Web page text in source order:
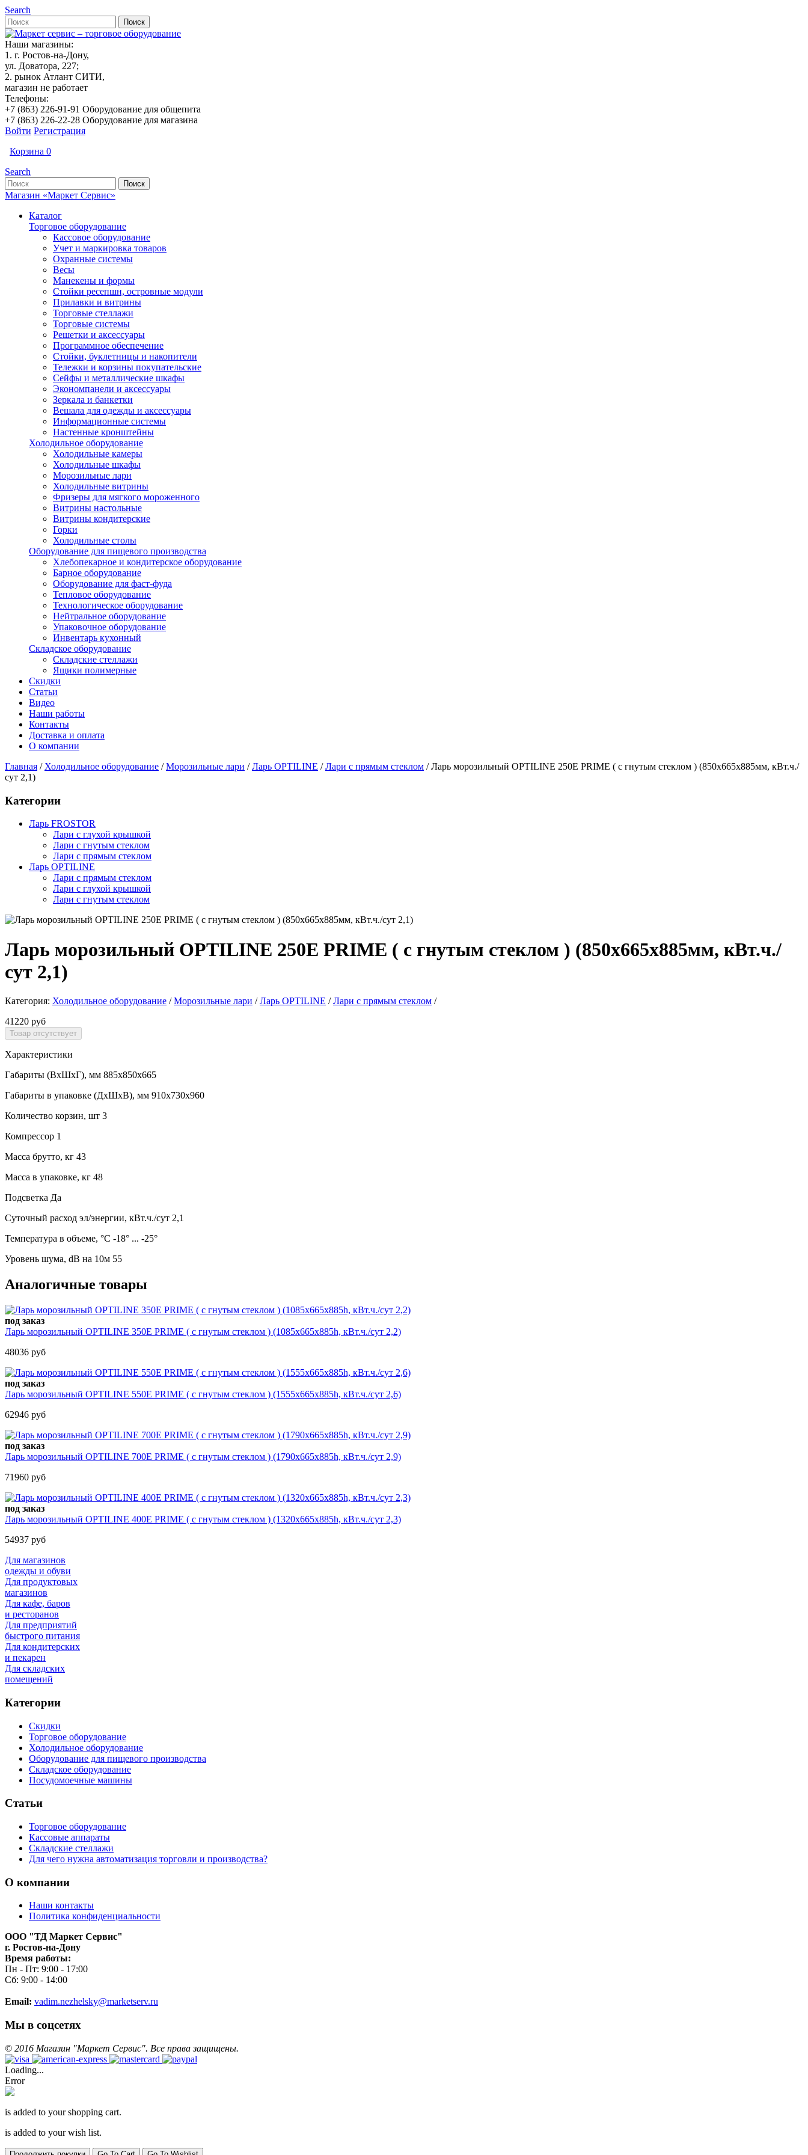
Search
Наши магазины:
1. г. Ростов-на-Дону,
ул. Доватора, 227;
2. рынок Атлант СИТИ,
магазин не работает
Телефоны:
+7 (863) 226-91-91 Оборудование для общепита
+7 (863) 226-22-28 Оборудование для магазина
Войти Регистрация
Корзина 0
Search
Магазин «Маркет Сервис»
Каталог
Торговое оборудование
Кассовое оборудование
Учет и маркировка товаров
Охранные системы
Весы
Манекены и формы
Стойки ресепшн, островные модули
Прилавки и витрины
Торговые стеллажи
Торговые системы
Решетки и аксессуары
Программное обеспечение
Стойки, буклетницы и накопители
Тележки и корзины покупательские
Сейфы и металлические шкафы
Экономпанели и аксессуары
Зеркала и банкетки
Вешала для одежды и аксессуары
Информационные системы
Настенные кронштейны
Холодильное оборудование
Холодильные камеры
Холодильные шкафы
Морозильные лари
Холодильные витрины
Фризеры для мягкого мороженного
Витрины настольные
Витрины кондитерские
Горки
Холодильные столы
Оборудование для пищевого производства
Хлебопекарное и кондитерское оборудование
Барное оборудование
Оборудование для фаст-фуда
Тепловое оборудование
Технологическое оборудование
Нейтральное оборудование
Упаковочное оборудование
Инвентарь кухонный
Складское оборудование
Складские стеллажи
Ящики полимерные
Скидки
Статьи
Видео
Наши работы
Контакты
Доставка и оплата
О компании
Главная / Холодильное оборудование / Морозильные лари / Ларь OPTILINE / Лари с прямым стеклом / Ларь морозильный OPTILINE 250Е PRIME ( с гнутым стеклом ) (850х665х885мм, кВт.ч./
сут 2,1)
Категории
Ларь FROSTOR
Лари с глухой крышкой
Лари с гнутым стеклом
Лари с прямым стеклом
Ларь OPTILINE
Лари с прямым стеклом
Лари с глухой крышкой
Лари с гнутым стеклом
Ларь морозильный OPTILINE 250Е PRIME ( с гнутым стеклом ) (850х665х885мм, кВт.ч./
сут 2,1)
Категория: Холодильное оборудование / Морозильные лари / Ларь OPTILINE / Лари с прямым стеклом /
41220 руб
Характеристики
Габариты (ВхШхГ), мм 885х850х665
Габариты в упаковке (ДхШхВ), мм 910х730х960
Количество корзин, шт 3
Компрессор 1
Масса брутто, кг 43
Масса в упаковке, кг 48
Подсветка Да
Суточный расход эл/энергии, кВт.ч./сут 2,1
Температура в объеме, °С -18° ... -25°
Уровень шума, dB на 10м 55
Аналогичные товары
под заказ
Ларь морозильный OPTILINE 350Е PRIME ( с гнутым стеклом ) (1085х665х885h, кВт.ч./сут 2,2)
48036 руб
под заказ
Ларь морозильный OPTILINE 550Е PRIME ( с гнутым стеклом ) (1555х665х885h, кВт.ч./сут 2,6)
62946 руб
под заказ
Ларь морозильный OPTILINE 700Е PRIME ( с гнутым стеклом ) (1790х665х885h, кВт.ч./сут 2,9)
71960 руб
под заказ
Ларь морозильный OPTILINE 400Е PRIME ( с гнутым стеклом ) (1320х665х885h, кВт.ч./сут 2,3)
54937 руб
Для магазинов
одежды и обуви
Для продуктовых
магазинов
Для кафе, баров
и ресторанов
Для предприятий
быстрого питания
Для кондитерских
и пекарен
Для складских
помещений
Категории
Скидки
Торговое оборудование
Холодильное оборудование
Оборудование для пищевого производства
Складское оборудование
Посудомоечные машины
Статьи
Торговое оборудование
Кассовые аппараты
Складские стеллажи
Для чего нужна автоматизация торговли и производства?
О компании
Наши контакты
Политика конфиденциальности
ООО "ТД Маркет Сервис"
г. Ростов-на-Дону
Время работы:
Пн - Пт: 9:00 - 17:00
Сб: 9:00 - 14:00
Email: vadim.nezhelsky@marketserv.ru
Мы в соцсетях
© 2016 Магазин "Маркет Сервис". Все права защищены.
Loading...
Error
is added to your shopping cart.
is added to your wish list.